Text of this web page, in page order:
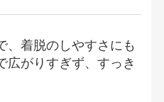
、着脱のしやすさにも
広がりすぎず、すっき